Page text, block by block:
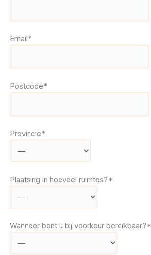
Email*
Postcode*
Provincie*
Plaatsing in hoeveel ruimtes?*
Wanneer bent u bij voorkeur bereikbaar?*